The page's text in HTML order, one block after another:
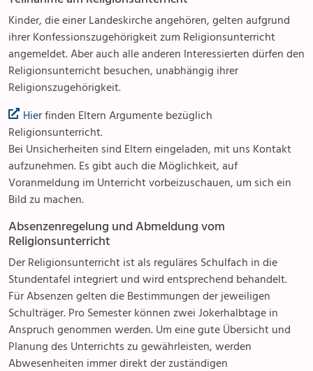
Kinder, die einer Landeskirche angehören, gelten aufgrund
ihrer Konfessionszugehörigkeit zum Religionsunterricht
angemeldet. Aber auch alle anderen Interessierten dürfen den
Religionsunterricht besuchen, unabhängig ihrer
Religionszugehörigkeit.
Hierfinden Eltern Argumente bezüglich
Religionsunterricht.
Bei Unsicherheiten sind Eltern eingeladen, mit uns Kontakt
aufzunehmen. Es gibt auch die Möglichkeit, auf
Voranmeldung im Unterricht vorbeizuschauen, um sich ein
Bild zu machen.
Absenzenregelung und Abmeldung vom
Religionsunterricht
Der Religionsunterricht ist als reguläres Schulfach in die
Stundentafel integriert und wird entsprechend behandelt.
Für Absenzen gelten die Bestimmungen der jeweiligen
Schulträger. Pro Semester können zwei Jokerhalbtage in
Anspruch genommen werden. Um eine gute Übersicht und
Planung des Unterrichts zu gewährleisten, werden
Abwesenheiten immer direkt der zuständigen